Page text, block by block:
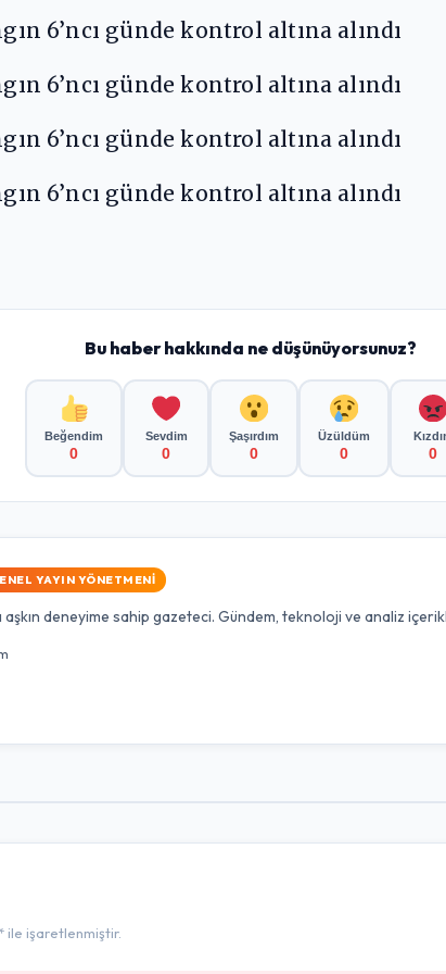
Bu haber hakkında ne düşünüyorsunuz?
Beğendim
0
Sevdim
0
Şaşırdım
0
Üzüldüm
0 0
YAYIN YÖNETMENI
aşkın deneyime sahip gazeteci. Gündem, teknoloji ve analiz
ile işaretlenmiştir.